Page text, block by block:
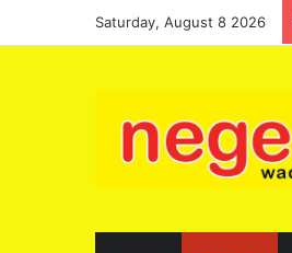
Saturday, August 8 2026